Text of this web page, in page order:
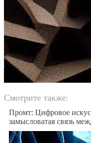
Смотрите также:
Промт: Цифровое
замысловатая связь